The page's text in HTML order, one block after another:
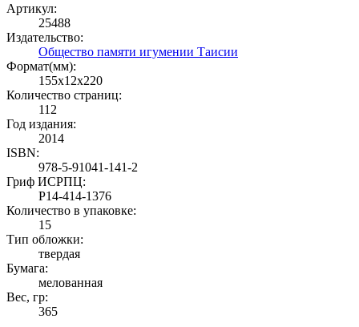
Артикул:
25488
Издательство:
Общество памяти игумении Таисии
Формат(мм):
155x12x220
Количество страниц:
112
Год издания:
2014
ISBN:
978-5-91041-141-2
Гриф ИСРПЦ:
Р14-414-1376
Количество в упаковке:
15
Тип обложки:
твердая
Бумага:
мелованная
Вес, гр:
365